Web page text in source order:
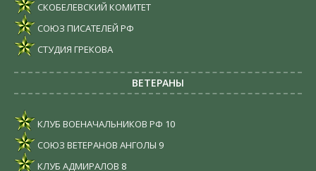
СКОБЕЛЕВСКИЙ КОМИТЕТ
СОЮЗ ПИСАТЕЛЕЙ РФ
СТУДИЯ ГРЕКОВА
ВЕТЕРАНЫ
КЛУБ ВОЕНАЧАЛЬНИКОВ РФ 10
СОЮЗ ВЕТЕРАНОВ АНГОЛЫ 9
КЛУБ АДМИРАЛОВ 8